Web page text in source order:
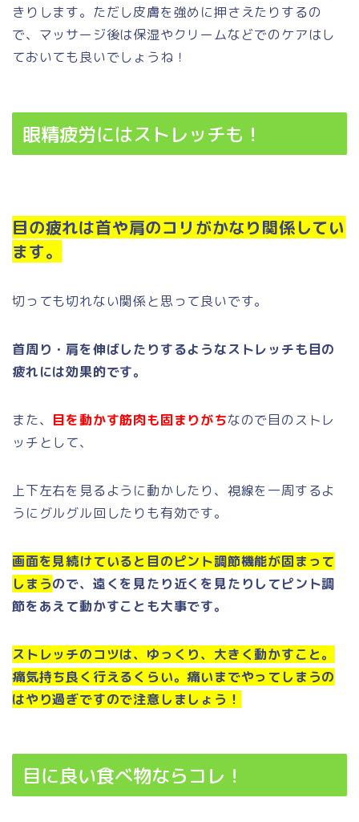
きりします。ただし皮膚を強めに押さえたりするの
で、マッサージ後は保湿やクリームなどでのケアはし
ておいても良いでしょうね！
眼精疲労にはストレッチも！
目の疲れは首や肩のコリがかなり関係してい
ます。
切っても切れない関係と思って良いです。
首周り・肩を伸ばしたりするようなストレッチも目の
疲れには効果的です。
また、 目を動かす筋肉も固まりがちなので目のストレ
ッチとして、
上下左右を見るように動かしたり、視線を一周するよ
うにグルグル回したりも有効です。
画面を見続けていると目のピント調節機能が固まって
しまうので、遠くを見たり近くを見たりしてピント調
節をあえて動かすことも大事です。
ストレッチのコツは、ゆっくり、大きく動かすこと。
痛気持ち良く行えるくらい。痛いまでやってしまうの
はやり過ぎですので注意しましょう！
目に良い食べ物ならコレ！